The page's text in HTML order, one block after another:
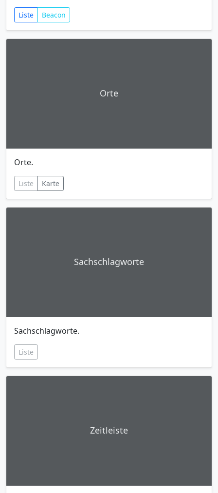
Liste Beacon
Orte
Orte.
Liste Karte
Sachschlagworte
Sachschlagworte.
Liste
Zeitleiste